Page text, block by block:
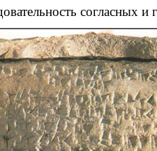
согласных и